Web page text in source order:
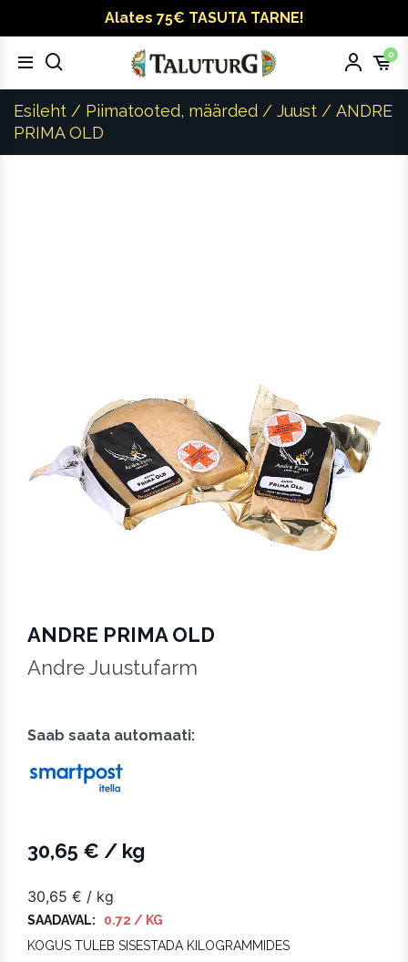
Alates 75€ TASUTA TARNE!
0
Esileht / Piimatooted, määrded / Juust / ANDRE
PRIMA OLD
ANDRE PRIMA OLD
Andre Juustufarm
Saab saata automaati:
30,65 € / kg
30,65 € / kg
SAADAVAL:
0.72 / KG
KOGUS TULEB SISESTADA KILOGRAMMIDES